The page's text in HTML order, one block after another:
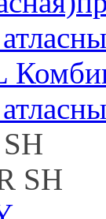
SH